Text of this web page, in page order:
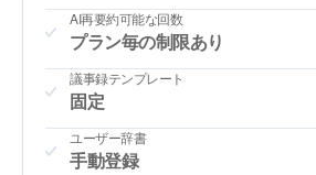
AI再要約可能な回数
プラン毎の制限あり
議事録テンプレート
固定
ユーザー辞書
手動登録